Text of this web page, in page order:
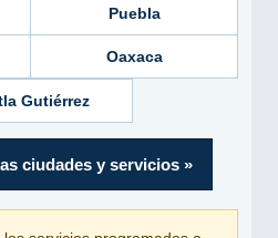
Puebla
Oaxaca
Gutiérrez
ciudades y servicios »